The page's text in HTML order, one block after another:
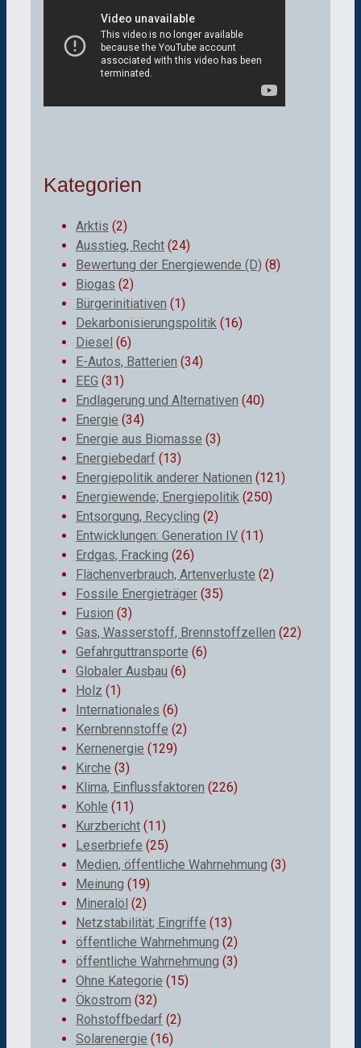
Kategorien
Arktis (2)
Ausstieg, Recht (24)
Bewertung der Energiewende (D) (8)
Biogas (2)
Bürgerinitiativen (1)
Dekarbonisierungspolitik (16)
Diesel (6)
E-Autos, Batterien (34)
EEG (31)
Endlagerung und Alternativen (40)
Energie (34)
Energie aus Biomasse (3)
Energiebedarf (13)
Energiepolitik anderer Nationen (121)
Energiewende; Energiepolitik (250)
Entsorgung, Recycling (2)
Entwicklungen: Generation IV (11)
Erdgas, Fracking (26)
Flächenverbrauch, Artenverluste (2)
Fossile Energieträger (35)
Fusion (3)
Gas, Wasserstoff, Brennstoffzellen (22)
Gefahrguttransporte (6)
Globaler Ausbau (6)
Holz (1)
Internationales (6)
Kernbrennstoffe (2)
Kernenergie (129)
Kirche (3)
Klima, Einflussfaktoren (226)
Kohle (11)
Kurzbericht (11)
Leserbriefe (25)
Medien, öffentliche Wahrnehmung (3)
Meinung (19)
Mineralöl (2)
Netzstabilität; Eingriffe (13)
öffentliche Wahrnehmung (2)
öffentliche Wahrnehmung (3)
Ohne Kategorie (15)
Ökostrom (32)
Rohstoffbedarf (2)
Solarenergie (16)